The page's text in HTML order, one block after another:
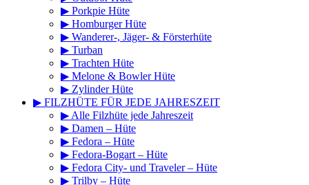
▶ Porkpie Hüte
▶ Homburger Hüte
▶ Wanderer-, Jäger- & Försterhüte
▶ Turban
▶ Trachten Hüte
▶ Melone & Bowler Hüte
▶ Zylinder Hüte
▶ FILZHÜTE FÜR JEDE JAHRESZEIT
▶ Alle Filzhüte jede Jahreszeit
▶ Damen – Hüte
▶ Fedora – Hüte
▶ Fedora-Bogart – Hüte
▶ Fedora City- und Traveler – Hüte
▶ Trilby – Hüte